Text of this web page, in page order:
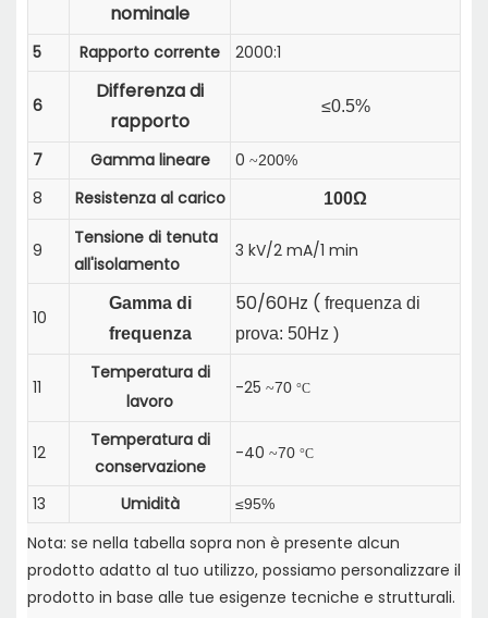
nominale
5 Rapporto corrente 2000:1
6
Differenza di
rapporto
≤0.5%
7 Gamma lineare 0 ~200%
8 Resistenza al carico 100Ω
9
Tensione di tenuta
all'isolamento
3 kV/2 mA/1 min
10
Gamma di
frequenza
50/60Hz ( frequenza di
prova: 50Hz )
11
Temperatura di
lavoro
-25 ~70 °C
12
Temperatura di
conservazione
-40 ~70 °C
13 Umidità ≤95%
Nota: se nella tabella sopra non è presente alcun
prodotto adatto al tuo utilizzo, possiamo personalizzare il
prodotto in base alle tue esigenze tecniche e strutturali.